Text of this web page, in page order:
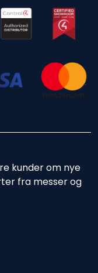
kunder om nye
fra messer og